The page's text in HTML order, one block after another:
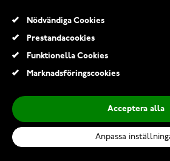
Midem Paris halo-
Nödvändiga Cookies
Prestandacookies
Funktionella Cookies
Marknadsföringscookies
Acceptera alla
Anpassa